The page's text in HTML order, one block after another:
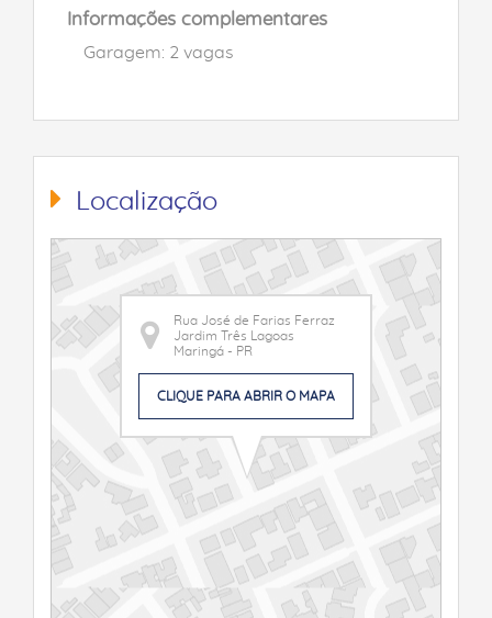
Informações complementares
Garagem: 2 vagas
Localização
Rua José de Farias Ferraz
Jardim Três Lagoas
Maringá - PR
CLIQUE PARA ABRIR O MAPA